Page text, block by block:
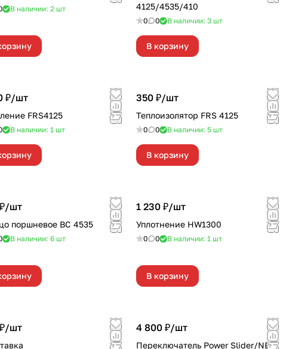
В наличии: 2 шт
4125/4535/410
0 0 В наличии: 3 шт
В корзину
₽/шт
FRS4125
В наличии: 1 шт
350 ₽/шт
Теплоизолятор FRS 4125
0 0 В наличии: 5 шт
В корзину
шт
поршневое BC 4535
В наличии: 6 шт
1 230 ₽/шт
Уплотнение HW1300
0 0 В наличии: 1 шт
В корзину
шт 4 800 ₽/шт
Переключатель Power Slider/NEW